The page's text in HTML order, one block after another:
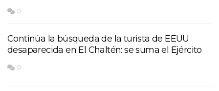
0
Continúa la búsqueda de la turista de EEUU
desaparecida en El Chaltén: se suma el Ejército
0